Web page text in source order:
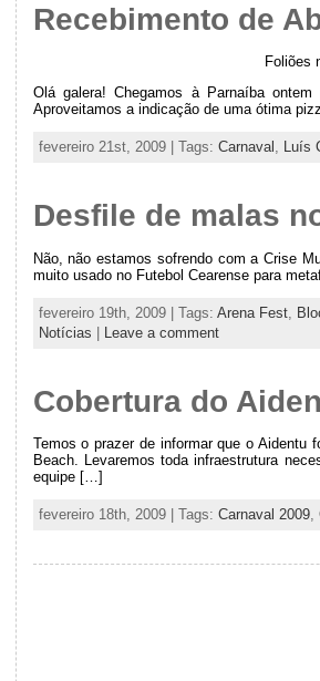
Recebimento de
Foliões
Olá galera! Chegamos à Parnaíba
Aproveitamos a indicação de uma ótima
fevereiro 21st, 2009 | Tags: Carnaval Luís
Desfile de malas
Não, não estamos sofrendo com a Crise
muito usado no Futebol Cearense para
fevereiro 19th, 2009 | Tags: Arena Fest,
Notícias | Leave a comment
Cobertura do
Temos o prazer de informar que o Aidentu
Beach. Levaremos toda infraestrutura
equipe […]
fevereiro 18th, 2009 | Tags: Carnaval 2009,